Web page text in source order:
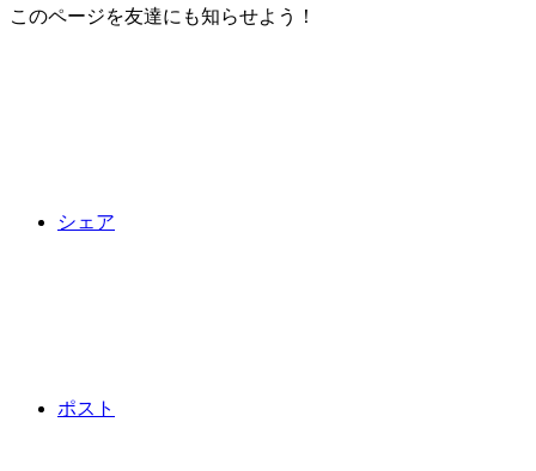
このページを友達にも知らせよう！
シェア
ポスト